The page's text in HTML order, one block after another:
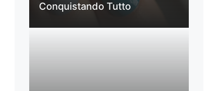
Conquistando Tutto